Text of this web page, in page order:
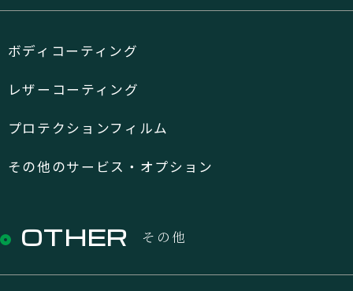
ボディコーティング
レザーコーティング
プロテクションフィルム
その他のサービス・オプション
OTHER その他